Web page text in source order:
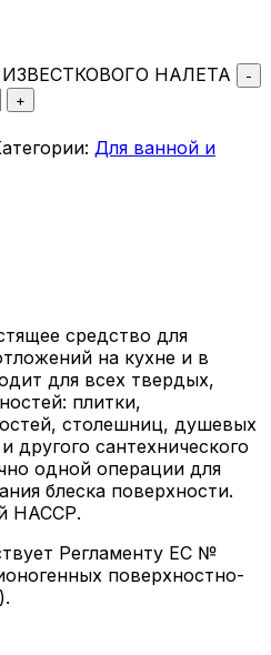
ИЗВЕСТКОВОГО НАЛЕТА
-
+
Для ванной и
средство для
на кухне и в
для всех твердых,
плитки,
столешниц, душевых
другого сантехнического
одной операции для
блеска поверхности.
НАССР.
Регламенту ЕС №
поверхностно-